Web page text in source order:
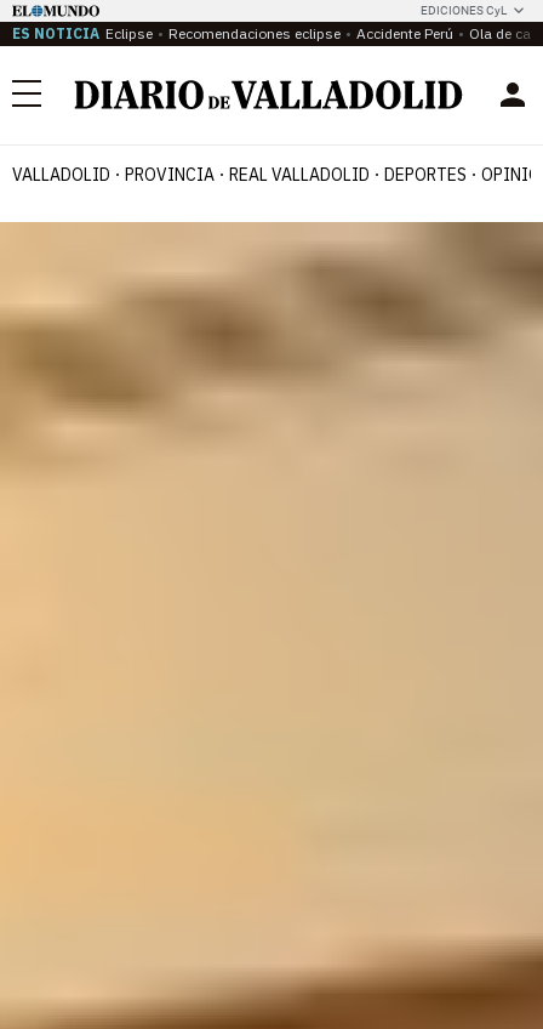
EDICIONES CyL
ES NOTICIA Eclipse Recomendaciones eclipse Accidente Perú Ola de
Menú
VALLADOLID PROVINCIA REAL VALLADOLID DEPORTES